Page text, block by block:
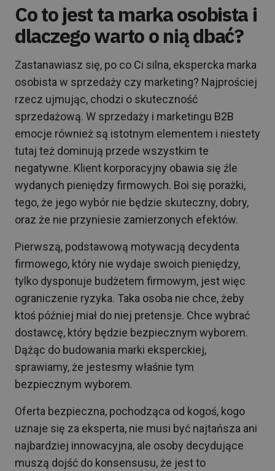
Co to jest ta marka osobista i
dlaczego warto o nią dbać?
Zastanawiasz się, po co Ci silna, ekspercka marka
osobista w sprzedaży czy marketing? Najprościej
rzecz ujmując, chodzi o skuteczność
sprzedażową. W sprzedaży i marketingu B2B
emocje również są istotnym elementem i niestety
tutaj też dominują przede wszystkim te
negatywne. Klient korporacyjny obawia się źle
wydanych pieniędzy firmowych. Boi się porażki,
tego, że jego wybór nie będzie skuteczny, dobry,
oraz że nie przyniesie zamierzonych efektów.
Pierwszą, podstawową motywacją decydenta
firmowego, który nie wydaje swoich pieniędzy,
tylko dysponuje budżetem firmowym, jest więc
ograniczenie ryzyka. Taka osoba nie chce, żeby
ktoś później miał do niej pretensje. Chce wybrać
dostawcę, który będzie bezpiecznym wyborem.
Dążąc do budowania marki eksperckiej,
sprawiamy, że jestesmy właśnie tym
bezpiecznym wyborem.
Oferta bezpieczna, pochodząca od kogoś, kogo
uznaje się za eksperta, nie musi być najtańsza ani
najbardziej innowacyjna, ale osoby decydujące
muszą dojść do konsensusu, że jest to